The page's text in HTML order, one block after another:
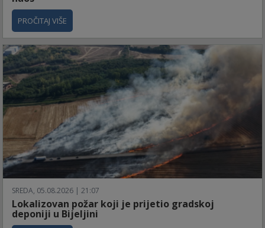
PROČITAJ VIŠE
SREDA, 05.08.2026 | 21:07
Lokalizovan požar koji je prijetio gradskoj
deponiji u Bijeljini